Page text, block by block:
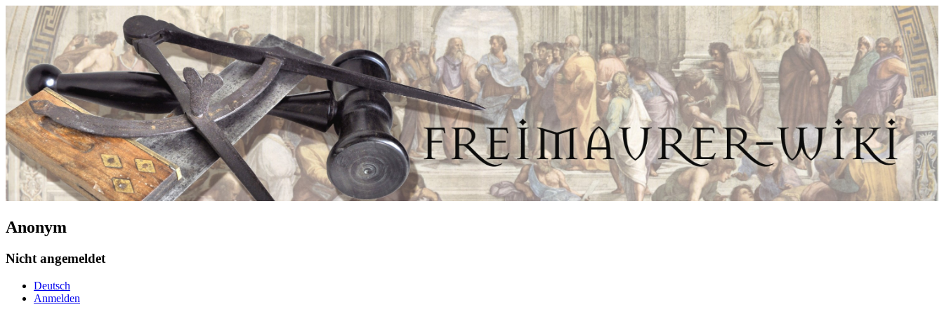
Anonym
Nicht angemeldet
Deutsch
Anmelden